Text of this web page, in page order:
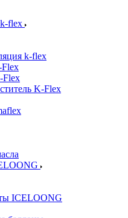
flex
k-flex
Flex
K-Flex
ICELOONG